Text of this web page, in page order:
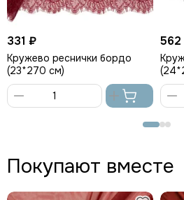
331 ₽
Кружево реснички бордо
(23*270 см)
корзину
562
Покупают вместе